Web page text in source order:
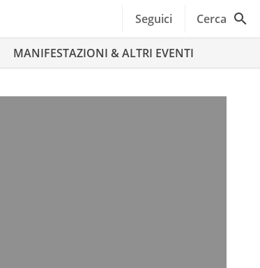
Seguici Cerca
MANIFESTAZIONI & ALTRI EVENTI